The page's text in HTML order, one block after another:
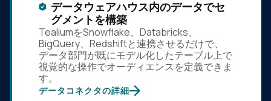
データウェアハウス内のデータでセ
グメントを構築
TealiumをSnowflake、Databricks、
BigQuery、Redshiftと連携させるだけで、
データ部門が既にモデル化したテーブル上で
視覚的な操作でオーディエンスを定義できま
す。
データコネクタの詳細